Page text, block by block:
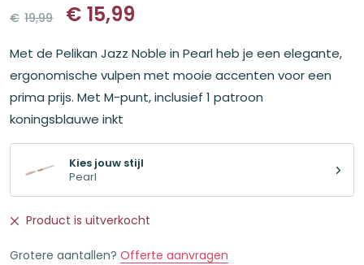
€ 19,99
Oorspronkelijke
prijs
was:
€19,99.
€ 15,99
Huidige
prijs
is:
€15,99.
Met de Pelikan Jazz Noble in Pearl heb je een elegante,
ergonomische vulpen met mooie accenten voor een
prima prijs. Met M-punt, inclusief 1 patroon
koningsblauwe inkt
Kies jouw stijl
Pearl
Product is uitverkocht
Grotere aantallen? Offerte aanvragen